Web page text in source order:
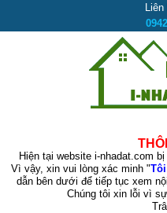
Hiện tại website i-nhadat.com
Vì vậy, xin vui lòng xác minh "
dẫn bên dưới để tiếp tục xem
Chúng tôi xin lỗi vì